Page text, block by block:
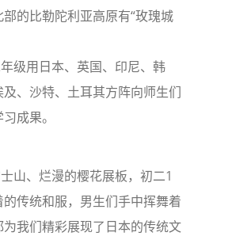
的比勒陀利亚高原有“玫瑰城
用日本、英国、印尼、韩
、沙特、土耳其方阵向师生们
成果。
、烂漫的樱花展板，初二1
传统和服，男生们手中挥舞着
我们精彩展现了日本的传统文